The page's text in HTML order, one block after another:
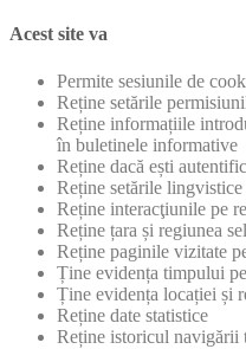
Acest site va
Permite sesiunile de
Reține setările
Reține informațiile
în buletinele informative
Reține dacă ești
Reține setările lingvistice
Reține interacţiunile pe
Reține țara și regiunea
Reține paginile vizitate
Ține evidența timpului
Ține evidența locației și
Reține date statistice
Reține istoricul navigării